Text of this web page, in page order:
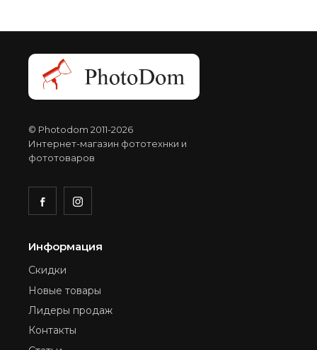
© Photodom 2011-2026
Интернет-магазин фототехнки и
фототоваров
Информация
Скидки
Новые товары
Лидеры продаж
Контакты